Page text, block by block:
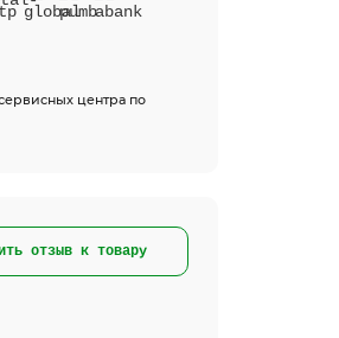
центра по
отзыв к товару